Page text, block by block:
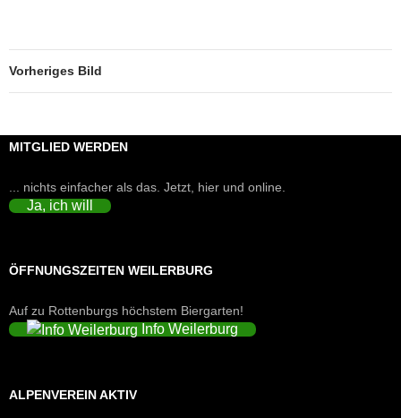
Vorheriges Bild
MITGLIED WERDEN
... nichts einfacher als das. Jetzt, hier und online.
Ja, ich will
ÖFFNUNGSZEITEN WEILERBURG
Auf zu Rottenburgs höchstem Biergarten!
Info Weilerburg
ALPENVEREIN AKTIV